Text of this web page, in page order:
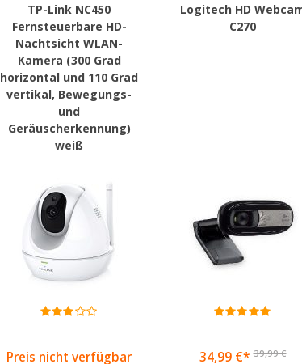
TP-Link NC450
Fernsteuerbare HD-
Nachtsicht WLAN-
Kamera (300 Grad
horizontal und 110 Grad
vertikal, Bewegungs-
und
Geräuscherkennung)
weiß
Preis nicht verfügbar
Logitech HD
C270
34,99 €* 39,99 €